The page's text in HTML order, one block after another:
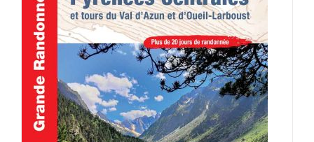
AJOUTER AU PANIER / DÉTAILS